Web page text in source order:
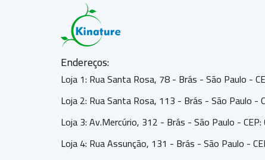
Endereços:
Loja 1: Rua Santa Rosa, 78 - Brás - São Paulo -
Loja 2: Rua Santa Rosa, 113 - Brás - São Paulo -
Loja 3: Av.Mercúrio, 312 - Brás - São Paulo -
Loja 4: Rua Assunção, 131 - Brás - São Paulo -